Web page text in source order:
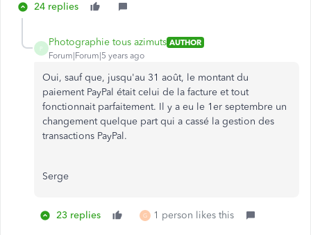
24 replies
P
Photographie tous azimuts AUTHOR
Forum|Forum|5 years ago
Oui, sauf que, jusqu'au 31 août, le montant du
paiement PayPal était celui de la facture et tout
fonctionnait parfaitement. Il y a eu le 1er septembre un
changement quelque part qui a cassé la gestion des
transactions PayPal.
Serge
23 replies G 1 person likes this